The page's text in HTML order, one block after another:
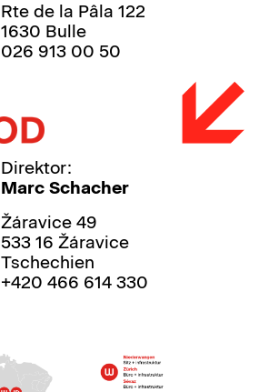
Rte de la Pâla 122
1630 Bulle
026 913 00 50
Direktor:
Marc Schacher
Žáravice 49
533 16 Žáravice
Tschechien
+420 466 614 330